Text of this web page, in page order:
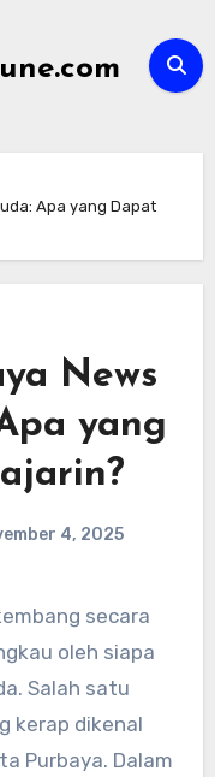
Apa yang Dapat
News
yang
4, 2025
oleh siapa
Salah satu
kerap dikenal
Purbaya. Dalam